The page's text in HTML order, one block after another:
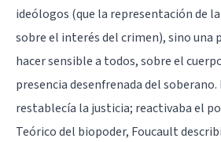
ideólogos (que la representación de
sobre el interés del crimen), sino
hacer sensible a todos, sobre el
presencia desenfrenada del
restablecía la justicia; reactivaba el
Teórico del biopoder, Foucault